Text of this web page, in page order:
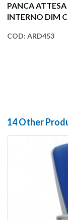
PANCA
INTERNO DIM
COD: ARD453
14 Other